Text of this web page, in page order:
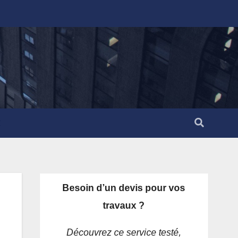
Besoin d’un devis pour vos
travaux ?
Découvrez ce service testé,